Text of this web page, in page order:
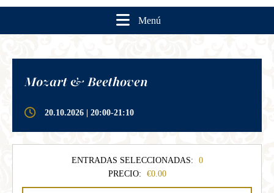
Menú
Mozart & Beethoven
20.10.2026 | 20:00-21:10
ENTRADAS SELECCIONADAS:
0
PRECIO:
0.00